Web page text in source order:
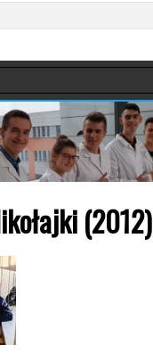
(2012)